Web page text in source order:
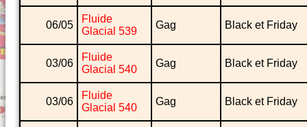
06/05
Fluide
Glacial 539
Gag Black et Friday
03/06
Fluide
Glacial 540
Gag Black et Friday
03/06
Fluide
Glacial 540
Gag Black et Friday